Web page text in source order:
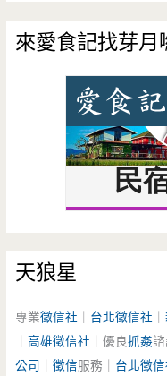
來愛食記找芽月
天狼星
專業徵信社 台北徵信社 ｜
｜高雄徵信社 ｜優良抓姦
公司
｜徵信服務｜ 台北徵